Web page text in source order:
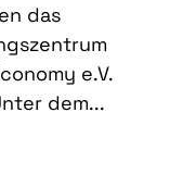
das
e.V.
dem...